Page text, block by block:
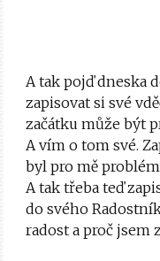
A tak pojď dneska
zapisovat si své
začátku může být
A vím o tom své.
byl pro mě
A tak třeba teď
do svého
radost a proč jsem